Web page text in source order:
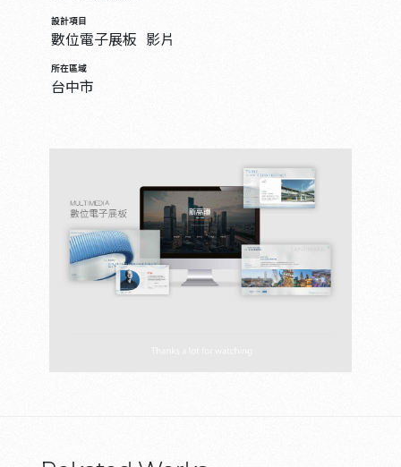
設計項目
數位電子展板 影片
所在區域
台中市